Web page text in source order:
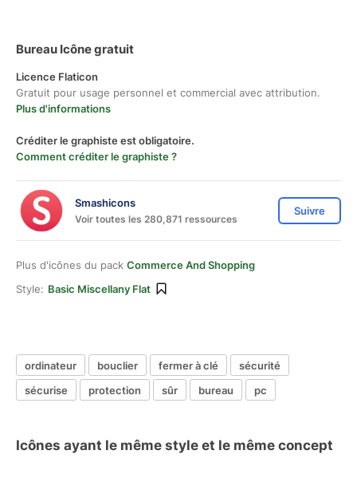
Bureau Icône gratuit
Licence Flaticon
Gratuit pour usage personnel et commercial avec attribution.
Plus d'informations
Créditer le graphiste est obligatoire.
Comment créditer le graphiste ?
Smashicons
Voir toutes les 280,871 ressources
Suivre
Plus d'icônes du pack Commerce And Shopping
Style: Basic Miscellany Flat
ordinateur bouclier fermer à clé
sécurité
sécurise
protection sûr bureau pc
Icônes ayant le même style et le même concept